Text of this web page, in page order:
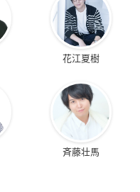
花江夏樹
斉藤壮馬